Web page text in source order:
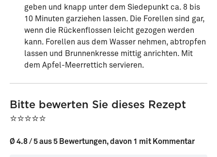
geben und knapp unter dem Siedepunkt ca. 8 bis
10 Minuten garziehen lassen. Die Forellen sind gar,
wenn die Rückenflossen leicht gezogen werden
kann. Forellen aus dem Wasser nehmen, abtropfen
lassen und Brunnenkresse mittig anrichten. Mit
dem Apfel-Meerrettich servieren.
Bitte bewerten Sie dieses Rezept
⭐⭐⭐⭐⭐
Ø 4.8 / 5 aus 5 Bewertungen, davon 1 mit Kommentar